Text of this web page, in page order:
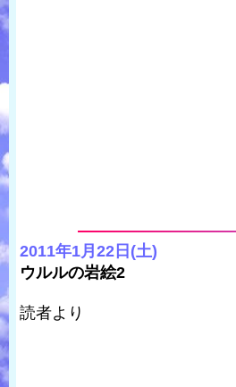
2011年1月22日(土)
ウルルの岩絵2
読者より